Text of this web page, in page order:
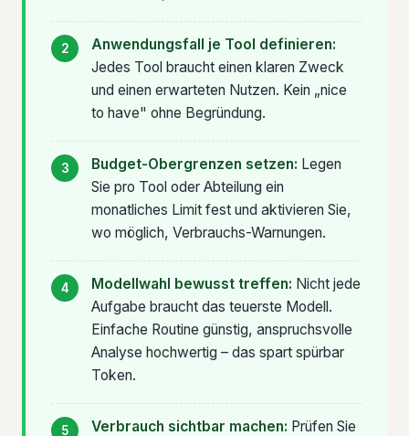
Anwendungsfall je Tool definieren:
Jedes Tool braucht einen klaren Zweck
und einen erwarteten Nutzen. Kein „nice
to have" ohne Begründung.
Budget-Obergrenzen setzen: Legen
Sie pro Tool oder Abteilung ein
monatliches Limit fest und aktivieren Sie,
wo möglich, Verbrauchs-Warnungen.
Modellwahl bewusst treffen: Nicht jede
Aufgabe braucht das teuerste Modell.
Einfache Routine günstig, anspruchsvolle
Analyse hochwertig – das spart spürbar
Token.
Verbrauch sichtbar machen: Prüfen Sie